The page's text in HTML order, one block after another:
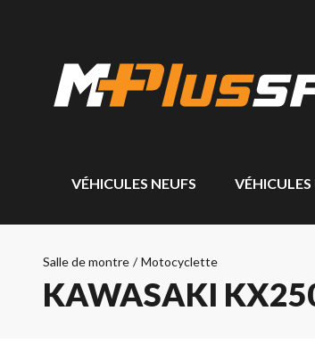
VÉHICULES NEUFS VÉHICULES
Salle de montre / Motocyclette
KAWASAKI